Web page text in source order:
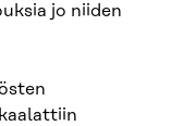
jo niiden